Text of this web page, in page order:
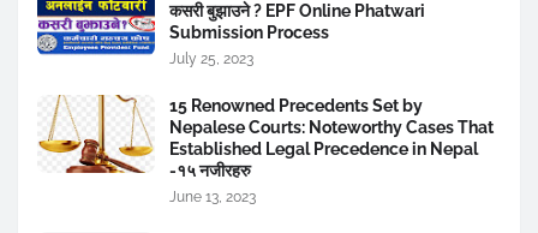
कसरी बुझाउने ? EPF Online Phatwari
Submission Process
July 25, 2023
15 Renowned Precedents Set by
Nepalese Courts: Noteworthy Cases That
Established Legal Precedence in Nepal
-१५ नजीरहरु
June 13, 2023